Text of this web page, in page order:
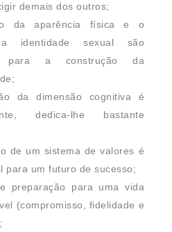
demais dos outros;
da aparência física e o
identidade sexual são
para a construção da
da dimensão cognitiva é
dedica-lhe bastante
de um sistema de valores é
para um futuro de sucesso;
preparação para uma vida
(compromisso, fidelidade e